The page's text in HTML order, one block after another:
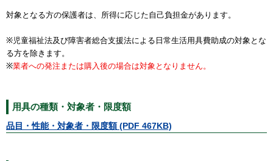
対象となる方の保護者は、所得に応じた自己負担金があります。
※児童福祉法及び障害者総合支援法による日常生活用具費助成の対象とな
る方を除きます。
※業者への発注または購入後の場合は対象となりません。
用具の種類・対象者・限度額
品目・性能・対象者・限度額 (PDF 467KB)